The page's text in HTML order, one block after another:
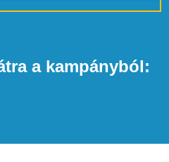
a kampányból: